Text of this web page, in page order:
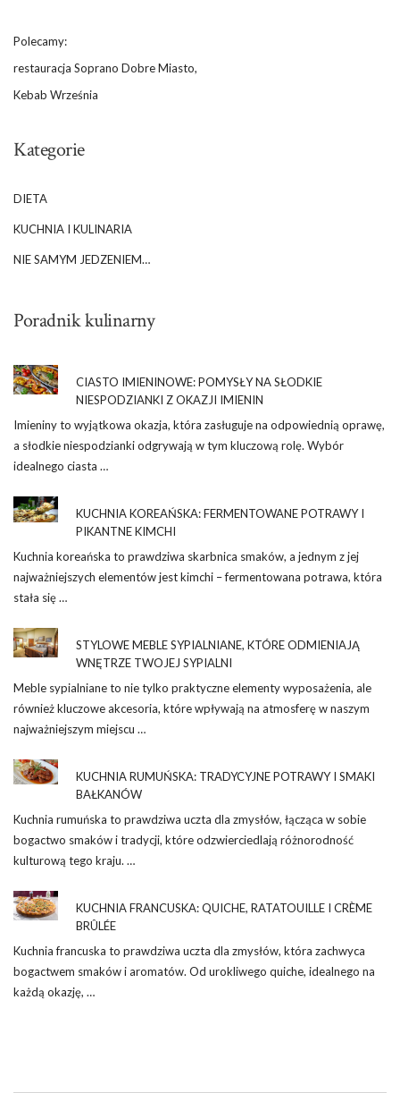
Polecamy:
restauracja Soprano Dobre Miasto,
Kebab Września
Kategorie
DIETA
KUCHNIA I KULINARIA
NIE SAMYM JEDZENIEM…
Poradnik kulinarny
CIASTO IMIENINOWE: POMYSŁY NA SŁODKIE
NIESPODZIANKI Z OKAZJI IMIENIN
Imieniny to wyjątkowa okazja, która zasługuje na odpowiednią oprawę,
a słodkie niespodzianki odgrywają w tym kluczową rolę. Wybór
idealnego ciasta …
KUCHNIA KOREAŃSKA: FERMENTOWANE POTRAWY I
PIKANTNE KIMCHI
Kuchnia koreańska to prawdziwa skarbnica smaków, a jednym z jej
najważniejszych elementów jest kimchi – fermentowana potrawa, która
stała się …
STYLOWE MEBLE SYPIALNIANE, KTÓRE ODMIENIAJĄ
WNĘTRZE TWOJEJ SYPIALNI
Meble sypialniane to nie tylko praktyczne elementy wyposażenia, ale
również kluczowe akcesoria, które wpływają na atmosferę w naszym
najważniejszym miejscu …
KUCHNIA RUMUŃSKA: TRADYCYJNE POTRAWY I SMAKI
BAŁKANÓW
Kuchnia rumuńska to prawdziwa uczta dla zmysłów, łącząca w sobie
bogactwo smaków i tradycji, które odzwierciedlają różnorodność
kulturową tego kraju. …
KUCHNIA FRANCUSKA: QUICHE, RATATOUILLE I CRÈME
BRÛLÉE
Kuchnia francuska to prawdziwa uczta dla zmysłów, która zachwyca
bogactwem smaków i aromatów. Od urokliwego quiche, idealnego na
każdą okazję, …